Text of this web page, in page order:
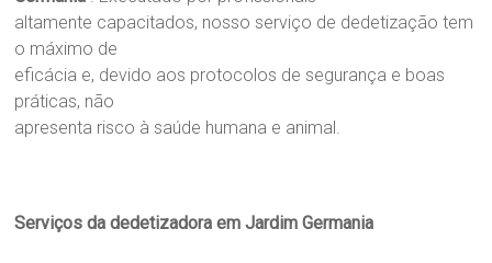
altamente capacitados, nosso serviço de dedetização tem
o máximo de
eficácia e, devido aos protocolos de segurança e boas
práticas, não
apresenta risco à saúde humana e animal.
Serviços da dedetizadora em Jardim Germania